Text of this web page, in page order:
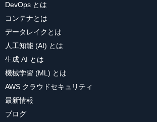
DevOps とは
コンテナとは
データレイクとは
人工知能 (AI) とは
生成 AI とは
機械学習 (ML) とは
AWS クラウドセキュリティ
最新情報
ブログ